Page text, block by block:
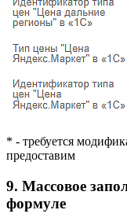
* - требуется
предоставим
9. Массовое
формуле